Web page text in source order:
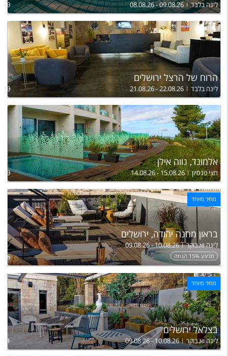
לינה בלבד 08.08.26 - 09.08.26
950
הרוח של הרצל ירושלים
לינה בלבד 21.08.26 - 22.08.26
900
אלמונד, נווה אילן
חצי פנסיון 14.08.26 - 15.08.26
מחיר מיוחד
בראון מחנה יהודה, ירושלים
לינה וא.בוקר 09.08.26 - 10.08.26
מבצע 15% הנחה
מחיר מיוחד
בצלאל ירושלים
לינה וא.בוקר 09.08.26 - 10.08.26